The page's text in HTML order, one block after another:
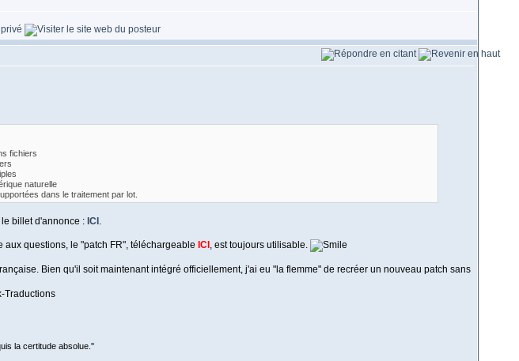
fichiers
naturelle
dans le traitement par lot.
billet d'annonce : ICI .
questions, le "patch FR", téléchargeable ICI , est toujours utilisable.
Bien qu'il soit maintenant intégré officiellement, j'ai eu "la flemme" de recréer un nouveau patch sans
Traductions
la certitude absolue.''